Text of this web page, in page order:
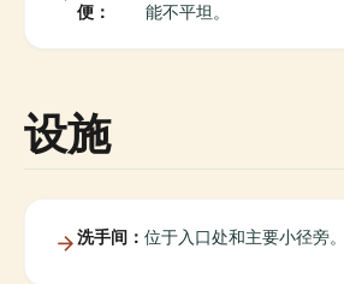
便：
能不平坦。
设施
洗手间： 位于入口处和主要小径旁。